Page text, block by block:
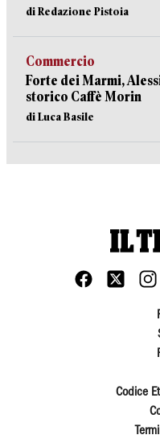
di Redazione Pistoia
Commercio
Forte dei Marmi,
storico Caffè Morin
di Luca Basile
Codice